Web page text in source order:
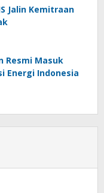
Jalin Kemitraan
Resmi Masuk
Energi Indonesia